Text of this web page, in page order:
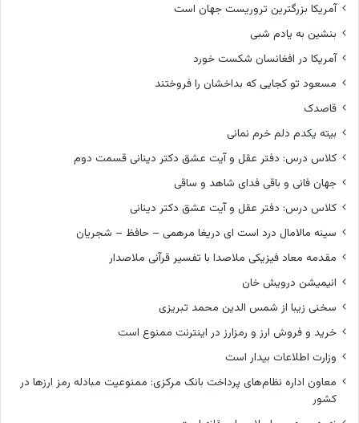
آمریکا بزرگترین تروریست جهان است
بنشین به یادم شبی
آمریکا در افغانسان شکست خورد
مسعود تو کجایی که بداخشان را فروختند
قاصدک
بیته یکدم دلم خرم نمانی
کلاس درس: دفتر عقل و آیت عشق دکتر دینانی قسمت دوم
جهان فانی و باقی فدای شاهد و ساقی
کلاس درس: دفتر عقل و آیت عشق دکتر دینانی
سینه مالامال درد است ای دریغا مرهمی – حافظ – شجریان
مقدمه معاد فیزیکی ملاصدا با تفسیر قرآنی ملاصدار
انیمیشن درویش خان
سخنی زیبا از شمس الدین محمد تبریزی
خرید و فروش ارز و رمزارز در اینترنت ممنوع است
وزارت اطلاعات بیدار است
معاون اداره نظام‌های پرداخت بانک مرکزی: ممنوعیت مبادله رمز ارزها در
کشور